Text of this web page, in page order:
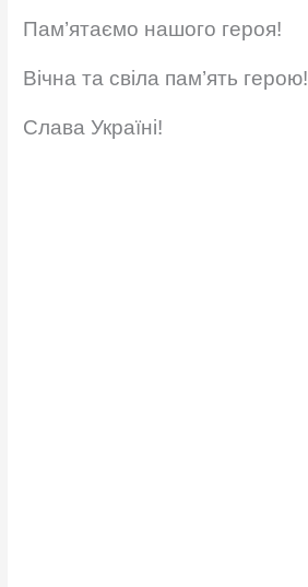
Пам’ятаємо нашого героя!
Вічна та свіла пам’ять герою!
Слава Україні!